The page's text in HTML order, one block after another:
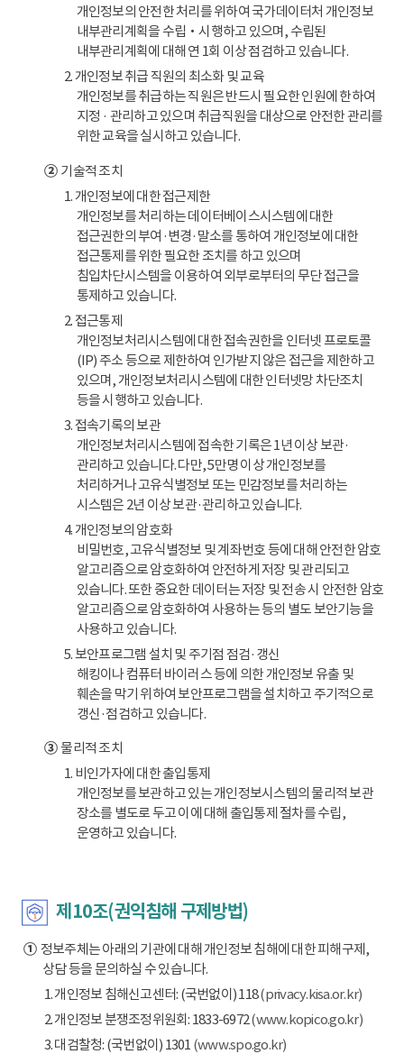
개인정보의 안전한 처리를 위하여 국가데이터처 개인정보
내부관리계획을 수립‧시행하고 있으며, 수립된
내부관리계획에 대해 연 1회 이상 점검하고 있습니다.
2. 개인정보 취급 직원의 최소화 및 교육
개인정보를 취급하는 직원은 반드시 필요한 인원에 한하여
지정 · 관리하고 있으며 취급직원을 대상으로 안전한 관리를
위한 교육을 실시하고 있습니다.
②기술적 조치
1. 개인정보에 대한 접근제한
개인정보를 처리하는 데이터베이스시스템에 대한
접근권한의 부여·변경·말소를 통하여 개인정보에 대한
접근통제를 위한 필요한 조치를 하고 있으며
침입차단시스템을 이용하여 외부로부터의 무단 접근을
통제하고 있습니다.
2. 접근통제
개인정보처리시스템에 대한 접속권한을 인터넷 프로토콜
(IP) 주소 등으로 제한하여 인가받지 않은 접근을 제한하고
있으며, 개인정보처리시스템에 대한 인터넷망 차단조치
등을 시행하고 있습니다.
3. 접속기록의 보관
개인정보처리시스템에 접속한 기록은 1년 이상 보관·
관리하고 있습니다. 다만, 5만명 이상 개인정보를
처리하거나 고유식별정보 또는 민감정보를 처리하는
시스템은 2년 이상 보관·관리하고 있습니다.
4. 개인정보의 암호화
비밀번호, 고유식별정보 및 계좌번호 등에 대해 안전한 암호
알고리즘으로 암호화하여 안전하게 저장 및 관리되고
있습니다. 또한 중요한 데이터는 저장 및 전송 시 안전한 암호
알고리즘으로 암호화하여 사용하는 등의 별도 보안기능을
사용하고 있습니다.
5. 보안프로그램 설치 및 주기점 점검·갱신
해킹이나 컴퓨터 바이러스 등에 의한 개인정보 유출 및
훼손을 막기 위하여 보안프로그램을 설치하고 주기적으로
갱신·점검하고 있습니다.
③물리적 조치
1. 비인가자에 대한 출입통제
개인정보를 보관하고 있는 개인정보시스템의 물리적 보관
장소를 별도로 두고 이에 대해 출입통제 절차를 수립,
운영하고 있습니다.
제10조(권익침해 구제방법)
①정보주체는 아래의 기관에 대해 개인정보 침해에 대한 피해구제,
상담 등을 문의하실 수 있습니다.
1. 개인정보 침해신고센터: (국번없이) 118(privacy.kisa.or.kr)
2. 개인정보 분쟁조정위원회: 1833-6972(www.kopico.go.kr)
3. 대검찰청: (국번없이) 1301 (www.spo.go.kr)